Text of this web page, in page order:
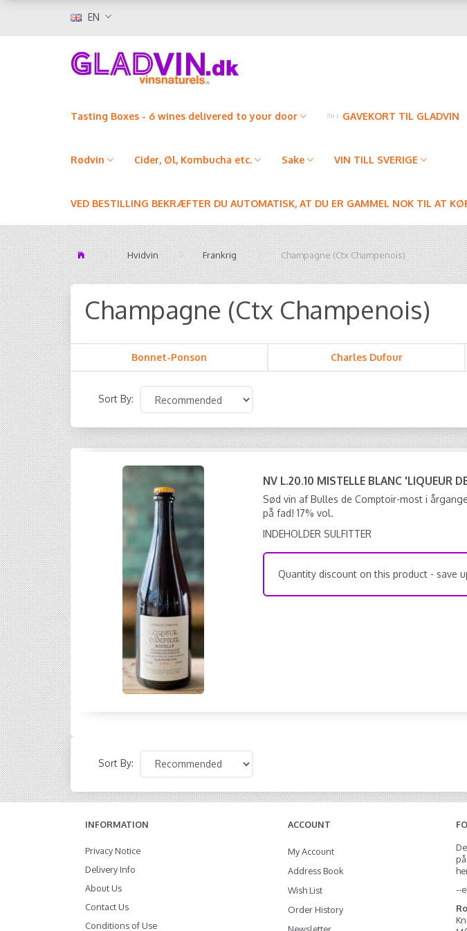
EN
Tasting Boxes - 6 wines delivered to your door GAVEKORT TIL GLADVIN
Rødvin Cider, Øl, Kombucha etc. Sake VIN TILL SVERIGE
VED BESTILLING BEKRÆFTER DU AUTOMATISK, AT DU ER GAMMEL NOK TIL AT
Hvidvin Frankrig Champagne (Ctx Champenois)
Champagne (Ctx Champenois)
Bonnet-Ponson Charles Dufour
Sort By:
NV L.20.10 MISTELLE BLANC 'LIQUEUR
Sød vin af Bulles de Comptoir-most i
på fad! 17% vol.
INDEHOLDER SULFITTER
Quantity discount on this product - save
Sort By:
INFORMATION
Privacy Notice
Delivery Info
About Us
Contact Us
Conditions of Use
ACCOUNT
My Account
Address Book
Wish List
Order History
på:
--